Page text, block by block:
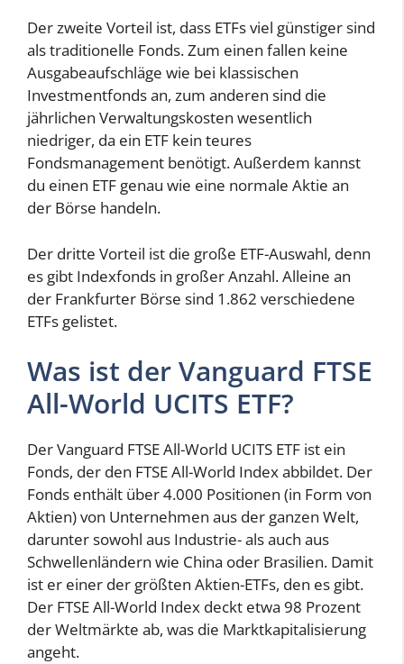
Der zweite Vorteil ist, dass ETFs viel günstiger sind
als traditionelle Fonds. Zum einen fallen keine
Ausgabeaufschläge wie bei klassischen
Investmentfonds an, zum anderen sind die
jährlichen Verwaltungskosten wesentlich
niedriger, da ein ETF kein teures
Fondsmanagement benötigt. Außerdem kannst
du einen ETF genau wie eine normale Aktie an
der Börse handeln.
Der dritte Vorteil ist die große ETF-Auswahl, denn
es gibt Indexfonds in großer Anzahl. Alleine an
der Frankfurter Börse sind 1.862 verschiedene
ETFs gelistet.
Was ist der Vanguard FTSE
All-World UCITS ETF?
Der Vanguard FTSE All-World UCITS ETF ist ein
Fonds, der den FTSE All-World Index abbildet. Der
Fonds enthält über 4.000 Positionen (in Form von
Aktien) von Unternehmen aus der ganzen Welt,
darunter sowohl aus Industrie- als auch aus
Schwellenländern wie China oder Brasilien. Damit
ist er einer der größten Aktien-ETFs, den es gibt.
Der FTSE All-World Index deckt etwa 98 Prozent
der Weltmärkte ab, was die Marktkapitalisierung
angeht.